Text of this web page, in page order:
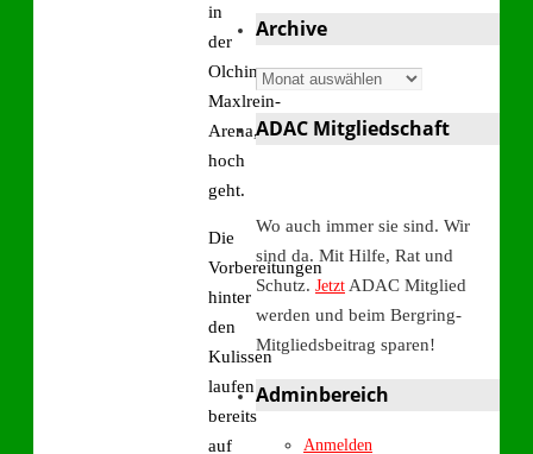
in
der
Olchinger
Maxlrein-
Arena,
hoch
geht.
Die
Vorbereitungen
hinter
den
Kulissen
laufen
bereits
auf
Archive
Archive
ADAC Mitgliedschaft
Wo auch immer sie sind. Wir
sind da. Mit Hilfe, Rat und
Schutz. Jetzt ADAC Mitglied
werden und beim Bergring-
Mitgliedsbeitrag sparen!
Adminbereich
Anmelden